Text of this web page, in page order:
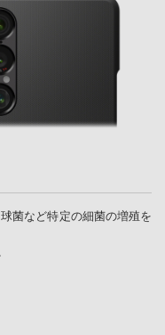
菌など特定の細菌の増殖を